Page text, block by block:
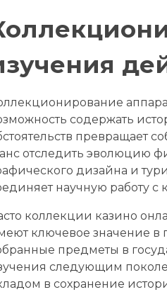
содержать
превращает
отследить эволюцию
дизайна и
научную работу с
коллекции казино
ключевое значение
предметы в
следующим
в сохранение